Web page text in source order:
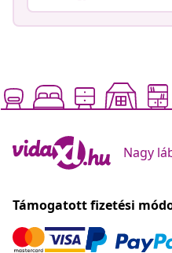
Nagy
Támogatott fizetési